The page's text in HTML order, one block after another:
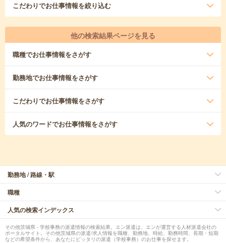
こだわりでお仕事情報を絞り込む
他の検索結果ページを見る
職種でお仕事情報をさがす
勤務地でお仕事情報をさがす
こだわりでお仕事情報をさがす
人気のワードでお仕事情報をさがす
勤務地 / 路線・駅
職種
人気の検索インデックス
その他茨城県 - 学校事務の派遣情報の検索結果。エン派遣は、エンが運営する人材派遣会社の
ポータルサイト。その他茨城県の派遣/求人情報を職種、勤務地、時給、勤務時間、長期・短期
などの希望条件から、あなたにピッタリの派遣（学校事務）のお仕事を探せます。